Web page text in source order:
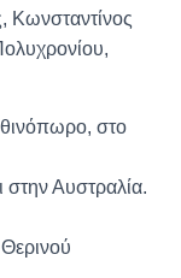
Κωνσταντίνος
στο
Αυστραλία.